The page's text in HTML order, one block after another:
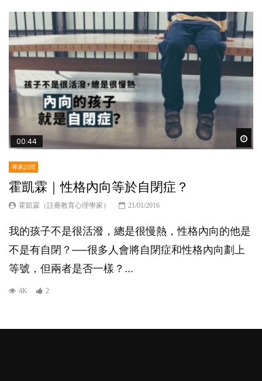
00:44
專家訪問
霍凱霖｜性格內向等於自閉症？
霍凱霖（註冊教育心理學家） 21/01/2016
我的孩子不是很活潑，總是很慢熱，性格內向的他是
不是有自閉？──很多人會將自閉症和性格內向劃上
等號，但兩者是否一樣？...
4K 2